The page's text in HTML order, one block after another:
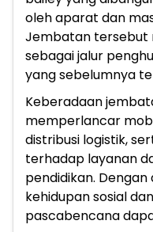
oleh aparat dan
Jembatan tersebut
sebagai jalur
yang sebelumnya
Keberadaan
memperlancar
distribusi logistik,
terhadap layanan
pendidikan.
kehidupan sosial
pascabencana